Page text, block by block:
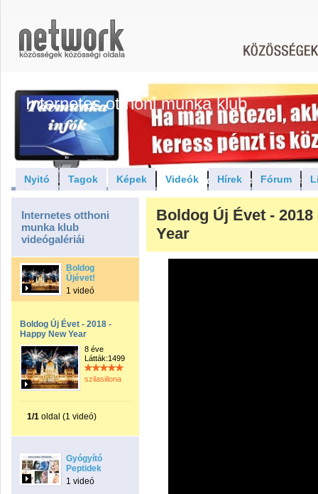
Internetes otthoni munka klub
Nyitó Tagok Képek Videók Hírek Fórum
Internetes otthoni
munka klub
videógalériái
Boldog
Újévet!
1 videó
Boldog Új Évet - 2018 -
Happy New Year
8 éve
Látták:1499
szilasiilona
1/1 oldal (1 videó)
Gyógyító
Peptidek
1 videó
Boldog Új Évet - 2018
Year